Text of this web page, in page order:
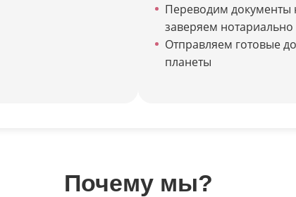
Переводим документы
заверяем нотариально
Отправляем готовые
планеты
Почему мы?